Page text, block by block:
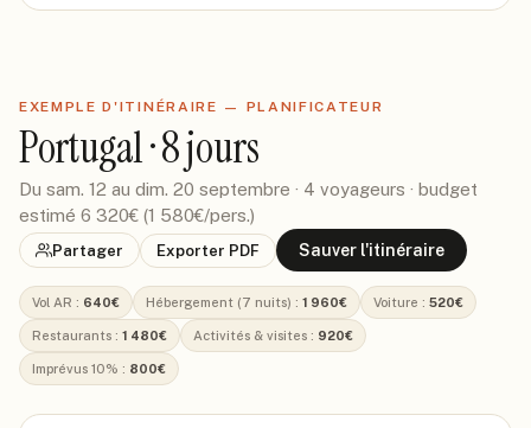
EXEMPLE D'ITINÉRAIRE — PLANIFICATEUR
Portugal · 8 jours
Du sam. 12 au dim. 20 septembre · 4 voyageurs · budget
estimé 6 320€ (1 580€/pers.)
Partager Exporter PDF Sauver l'itinéraire
Vol AR : 640€ Hébergement (7 nuits) : 1 960€ Voiture : 520€
Restaurants : 1 480€ Activités & visites : 920€
Imprévus 10% : 800€